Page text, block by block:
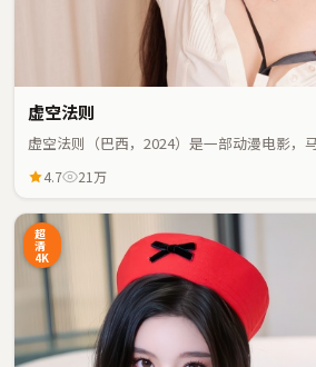
虚空法则
虚空法则（巴西，2024）是一部动漫电影
凑。4.7 21万
超
清
4K